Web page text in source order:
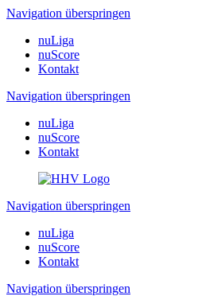
Navigation überspringen
nuLiga
nuScore
Kontakt
Navigation überspringen
nuLiga
nuScore
Kontakt
Navigation überspringen
nuLiga
nuScore
Kontakt
Navigation überspringen